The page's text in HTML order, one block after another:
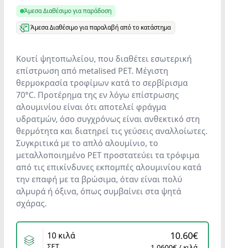
Άμεσα Διαθέσιμο για παράδοση
Άμεσα Διαθέσιμο για παραλαβή από το κατάστημα
Κουτί ψητοπωλείου, που διαθέτει εσωτερική
επίστρωση από metalised PET. Μέγιστη
θερμοκρασία τροφίμων κατά το σερβίρισμα
70°C. Προτέρημα της εν λόγω επίστρωσης
αλουμινίου είναι ότι αποτελεί φράγμα
υδρατμών, όσο συγχρόνως είναι ανθεκτικό στη
θερμότητα και διατηρεί τις γεύσεις αναλλοίωτες.
Συγκριτικά με το απλό αλουμίνιο, το
μεταλλοποιημένο PET προστατεύει τα τρόφιμα
από τις επικίνδυνες εκπομπές αλουμινίου κατά
την επαφή με τα βρώσιμα, όταν είναι πολύ
αλμυρά ή όξινα, όπως συμβαίνει στα ψητά
σχάρας.
Variants
10 κιλά 10.60€